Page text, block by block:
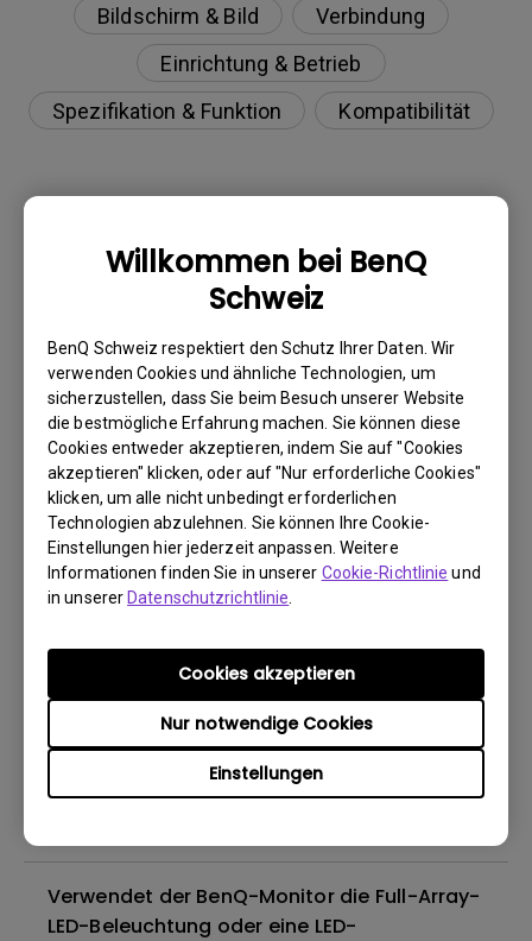
Willkommen bei BenQ
Schweiz
BenQ Schweiz respektiert den Schutz Ihrer Daten. Wir
verwenden Cookies und ähnliche Technologien, um
sicherzustellen, dass Sie beim Besuch unserer Website
die bestmögliche Erfahrung machen. Sie können diese
Cookies entweder akzeptieren, indem Sie auf "Cookies
akzeptieren" klicken, oder auf "Nur erforderliche Cookies"
klicken, um alle nicht unbedingt erforderlichen
Technologien abzulehnen. Sie können Ihre Cookie-
Einstellungen hier jederzeit anpassen. Weitere
Informationen finden Sie in unserer Cookie-Richtlinie und
in unsererDatenschutzrichtlinie
Einstellungen
Nur notwendige Cookies
Cookies akzeptieren
Bildschirm & Bild
Verbindung
Einrichtung & Betrieb
Spezifikation & Funktion
Kompatibilität
Warum kann mein BenQ-Monitor über ein
USB-C(Typ C)-Kabel nicht ordnungsgemäß
angezeigt werden?
Wie kann ich Flimmern auf einem externen
Mac M1/M2-Monitor beheben?
Muss ich den WHQL-Treiber (Windows
Hardware Quality Labs) in Windows für
meinen BenQ-Monitor installieren? Gibt es
eine aktualisierte Version des WHQL-
Treibers?
Wieso flackert mein Monitor?
Sind alle BenQ-Monitore oder nur
bestimmte Modelle quecksilberfrei?
Verwendet der BenQ-Monitor die Full-Array-
LED-Beleuchtung oder eine LED-